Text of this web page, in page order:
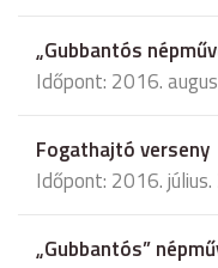
„Gubbantós
Időpont: 2016.
Fogathajtó verseny
Időpont: 2016. július.
„Gubbantós”